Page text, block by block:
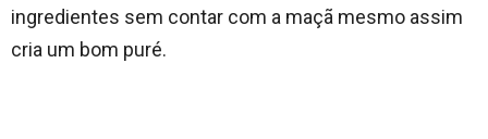
ingredientes sem contar com a maçã mesmo assim
cria um bom puré.